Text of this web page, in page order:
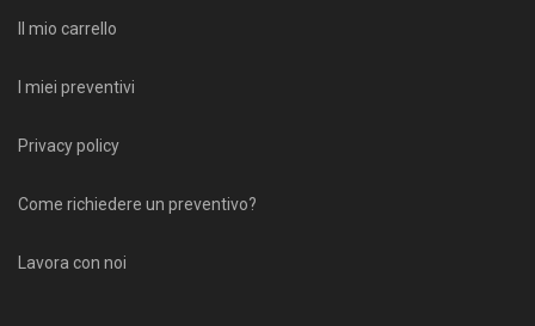
Il mio carrello
I miei preventivi
Privacy policy
Come richiedere un preventivo?
Lavora con noi